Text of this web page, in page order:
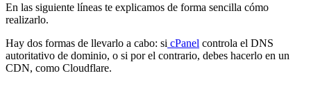
En las siguiente líneas te explicamos de forma sencilla cómo
realizarlo.
Hay dos formas de llevarlo a cabo: si cPanel controla el DNS
autoritativo de dominio, o si por el contrario, debes hacerlo en un
CDN, como Cloudflare.